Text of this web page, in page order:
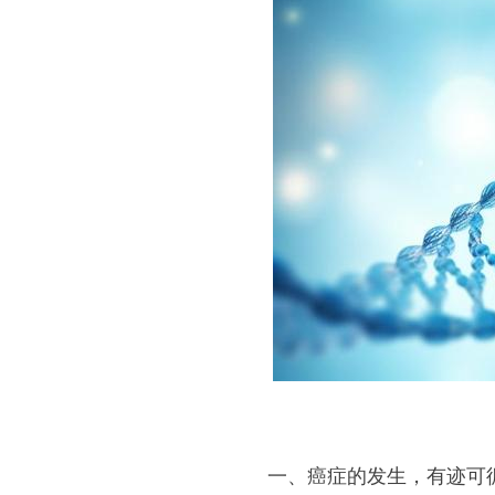
一、癌症的发生，有迹可